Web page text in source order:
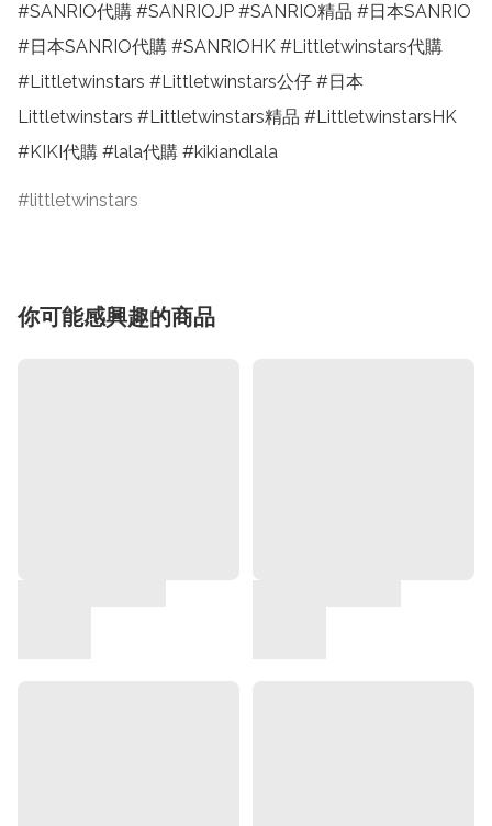
#SANRIO代購 #SANRIOJP #SANRIO精品 #日本SANRIO
#日本SANRIO代購 #SANRIOHK #Littletwinstars代購
#Littletwinstars #Littletwinstars公仔 #日本
Littletwinstars #Littletwinstars精品 #LittletwinstarsHK
#KIKI代購 #lala代購 #kikiandlala
littletwinstars
你可能感興趣的商品